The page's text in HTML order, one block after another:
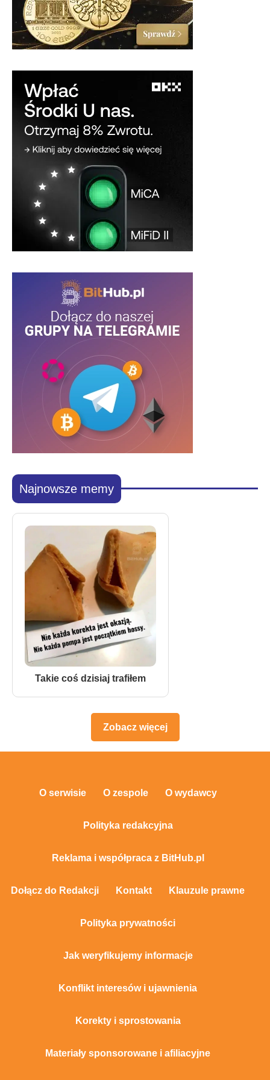
Najnowsze memy
Takie coś dzisiaj trafiłem
Zobacz więcej
O serwisie O zespole O wydawcy
Polityka redakcyjna
Reklama i współpraca z BitHub.pl
Dołącz do Redakcji Kontakt Klauzule prawne
Polityka prywatności
Jak weryfikujemy informacje
Konflikt interesów i ujawnienia
Korekty i sprostowania
Materiały sponsorowane i afiliacyjne